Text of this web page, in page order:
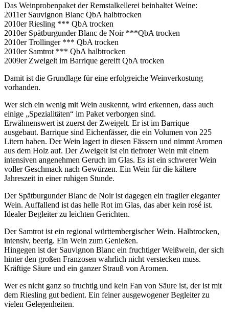
Das Weinprobenpaket der Remstalkellerei beinhaltet Weine:
2011er Sauvignon Blanc QbA halbtrocken
2010er Riesling *** QbA trocken
2010er Spätburgunder Blanc de Noir ***QbA trocken
2010er Trollinger *** QbA trocken
2010er Samtrot *** QbA halbtrocken
2009er Zweigelt im Barrique gereift QbA trocken
Damit ist die Grundlage für eine erfolgreiche Weinverkostung
vorhanden.
Wer sich ein wenig mit Wein auskennt, wird erkennen, dass auch
einige „Spezialitäten“ im Paket verborgen sind.
Erwähnenswert ist zuerst der Zweigelt. Er ist im Barrique
ausgebaut. Barrique sind Eichenfässer, die ein Volumen von 225
Litern haben. Der Wein lagert in diesen Fässern und nimmt Aromen
aus dem Holz auf. Der Zweigelt ist ein tiefroter Wein mit einem
intensiven angenehmen Geruch im Glas. Es ist ein schwerer Wein
voller Geschmack nach Gewürzen. Ein Wein für die kältere
Jahreszeit in einer ruhigen Stunde.
Der Spätburgunder Blanc de Noir ist dagegen ein fragiler eleganter
Wein. Auffallend ist das helle Rot im Glas, das aber kein rosé ist.
Idealer Begleiter zu leichten Gerichten.
Der Samtrot ist ein regional württembergischer Wein. Halbtrocken,
intensiv, beerig. Ein Wein zum Genießen.
Hingegen ist der Sauvignon Blanc ein fruchtiger Weißwein, der sich
hinter den großen Franzosen wahrlich nicht verstecken muss.
Kräftige Säure und ein ganzer Strauß von Aromen.
Wer es nicht ganz so fruchtig und kein Fan von Säure ist, der ist mit
dem Riesling gut bedient. Ein feiner ausgewogener Begleiter zu
vielen Gelegenheiten.